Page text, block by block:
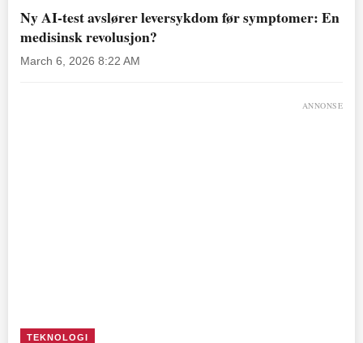
Ny AI-test avslører leversykdom før symptomer: En
medisinsk revolusjon?
March 6, 2026 8:22 AM
ANNONSE
TEKNOLOGI